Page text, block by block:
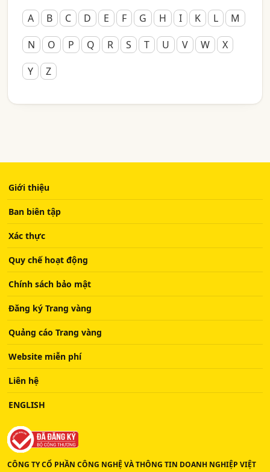
A B C D E F G H I K L
M
N
O P Q R S T U V W
X
Y
Z
Giới thiệu
Ban biên tập
Xác thực
Quy chế hoạt động
Chính sách bảo mật
Đăng ký Trang vàng
Quảng cáo Trang vàng
Website miễn phí
Liên hệ
ENGLISH
CÔNG TY CỔ PHẦN CÔNG NGHỆ VÀ THÔNG TIN DOANH NGHIỆP VIỆT